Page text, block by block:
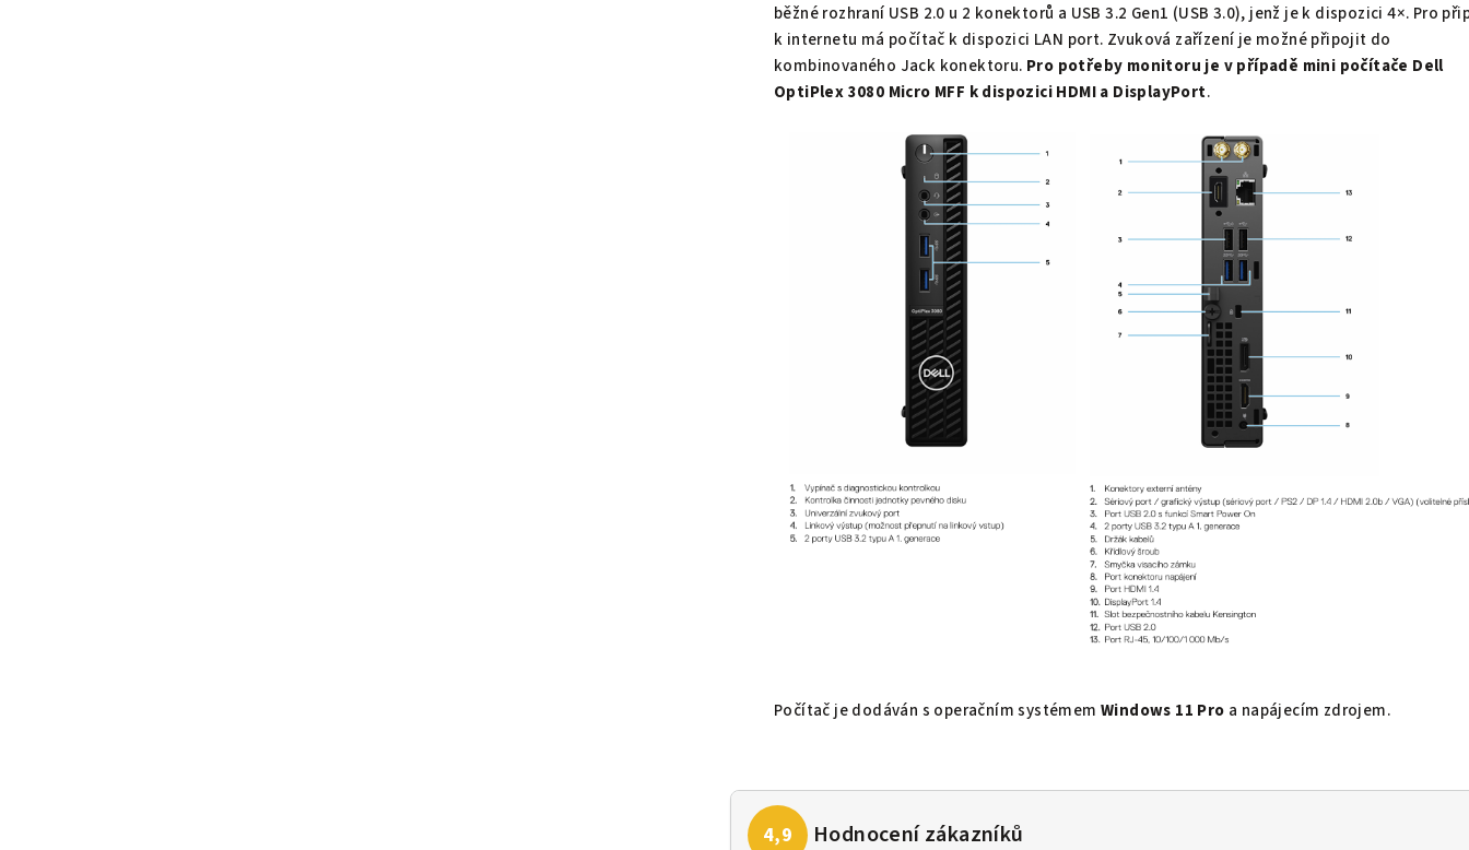
běžné rozhraní USB 2.0 u 2 konektorů a USB 3.2 Gen1 (USB 3.0), jenž je k dispozici 4×. Pro
k internetu má počítač k dispozici LAN port. Zvuková zařízení je možné připojit do
kombinovaného Jack konektoru. Pro potřeby monitoru je v případě mini počítače Dell
OptiPlex 3080 Micro MFF k dispoziciHDMI a DisplayPort.
Počítač je dodáván s operačním systémem Windows 11 Pro a napájecím zdrojem.